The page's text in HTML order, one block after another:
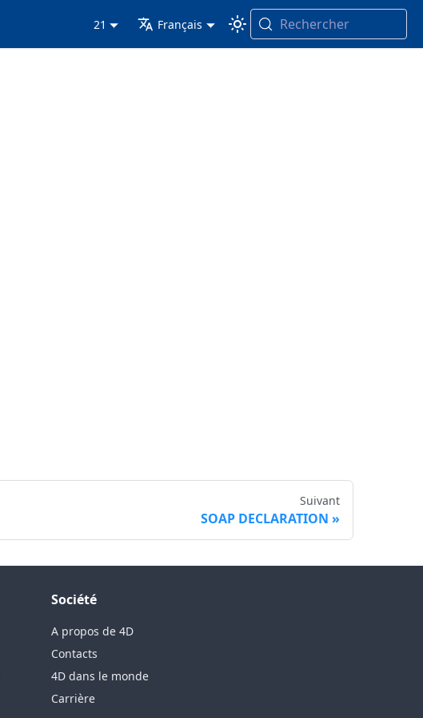
21 Français Rechercher
Suivant
SOAP DECLARATION
Société
A propos de 4D
Contacts
4D dans le monde
Carrière